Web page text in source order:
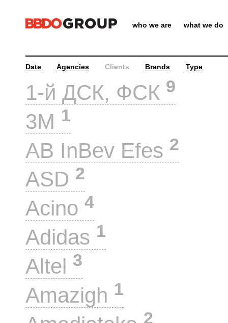
who we are what we do
Date Agencies Clients Brands Type
1-й ДСК, ФСК 9
3M 1
AB InBev Efes 2
ASD 2
Acino 4
Adidas 1
Altel 3
Amazigh 1
2